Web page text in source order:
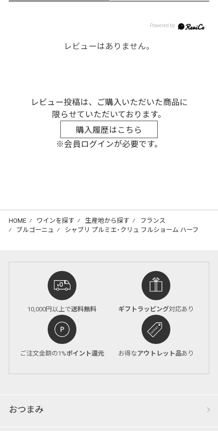
レビューはありません。
レビュー投稿は、ご購入いただいた商品に
限らせていただいております。
購入履歴はこちら
※会員ログインが必要です。
HOME ⁄ ワインを探す ⁄ 生産地から探す ⁄ フランス
⁄ ブルゴーニュ ⁄ シャブリ プルミエ･クリュ フルショーム ハーフ
10,000円以上で送料無料 ギフトラッピング対応あり
ご注文金額の1%ポイント還元 お得なアウトレット品あり
おつまみ